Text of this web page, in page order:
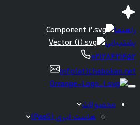
راهنما
پشتیبانی
02128421452
info(at)chabokan.net
محصولات
هاست ابری (PaaS)